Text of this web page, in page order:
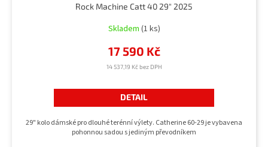
Rock Machine Catt 40 29" 2025
Skladem (1 ks)
14 537,19 Kč bez DPH
17 590 Kč
DETAIL
29" kolo dámské pro dlouhé terénní výlety. Catherine 60-29 je vybavena
pohonnou sadou s jediným převodníkem